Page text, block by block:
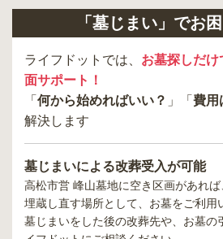
「墓じまい」でお
ライフドットでは、 お墓探しだ
面サポート！
「 何から始めればいい？ 」「 費用
解決します
墓じまいによる改葬受入が可能
高松市営 峰山墓地に空き区画があれ
埋蔵し直す場所として、お墓をご利用
墓じまいをした後の改葬先や、お墓の